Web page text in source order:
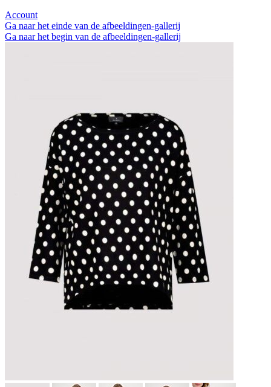
Account
Ga naar het einde van de afbeeldingen-gallerij
Ga naar het begin van de afbeeldingen-gallerij